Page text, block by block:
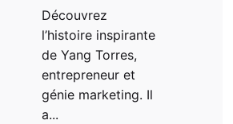
Découvrez
l’histoire inspirante
de Yang Torres,
entrepreneur et
génie marketing. Il
a...